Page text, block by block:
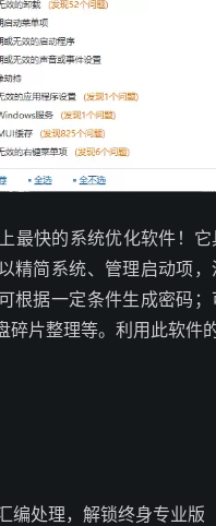
最快的系统优化软件！
精简系统、管理启动项
根据一定条件生成密码
碎片整理等。利用此软件
编处理，解锁终身专业版